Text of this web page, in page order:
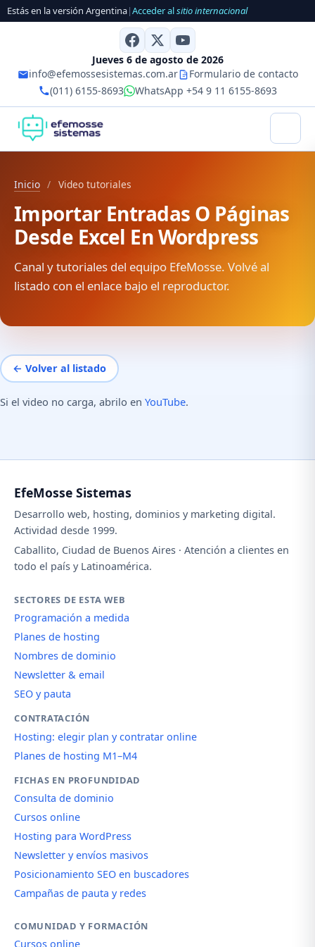
Estás en la versión Argentina|Acceder alsitio internacional
Jueves 6 de agosto de 2026
info@efemossesistemas.com.ar
Formulario de contacto
(011) 6155-8693
WhatsApp +54 9 11 6155-8693
Inicio / Video tutoriales
Importar Entradas O Páginas
Desde Excel En Wordpress
Canal y tutoriales del equipo EfeMosse. Volvé al
listado con el enlace bajo el reproductor.
← Volver al listado
Si el video no carga, abrilo en YouTube.
EfeMosse Sistemas
Desarrollo web, hosting, dominios y marketing digital.
Actividad desde 1999.
Caballito, Ciudad de Buenos Aires · Atención a clientes en
todo el país y Latinoamérica.
SECTORES DE ESTA WEB
Programación a medida
Planes de hosting
Nombres de dominio
Newsletter & email
SEO y pauta
CONTRATACIÓN
Hosting: elegir plan y contratar online
Planes de hosting M1–M4
FICHAS EN PROFUNDIDAD
Consulta de dominio
Cursos online
Hosting para WordPress
Newsletter y envíos masivos
Posicionamiento SEO en buscadores
Campañas de pauta y redes
COMUNIDAD Y FORMACIÓN
Cursos online